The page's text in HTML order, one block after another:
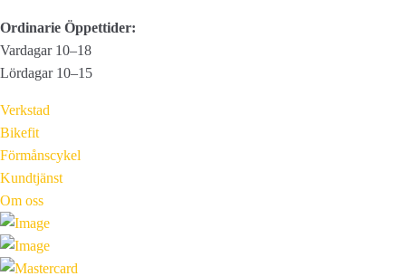
Ordinarie Öppettider:
Vardagar 10–18
Lördagar 10–15
Verkstad
Bikefit
Förmånscykel
Kundtjänst
Om oss